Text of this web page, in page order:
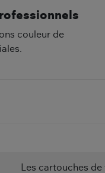
couleur de
Les cartouches